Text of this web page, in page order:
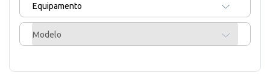
Equipamento
Modelo